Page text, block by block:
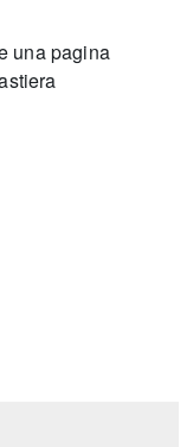
una pagina